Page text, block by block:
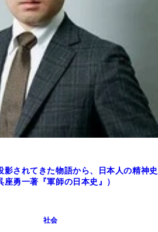
影されてきた物語から、日本人の精神史
勇一著『軍師の日本史』）
社会